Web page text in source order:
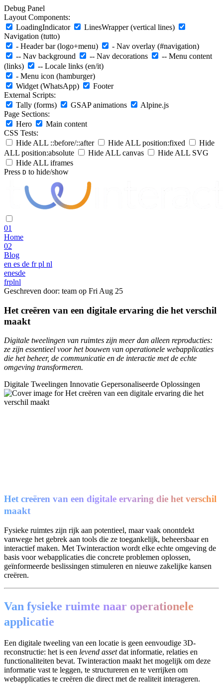
Debug Panel
Layout Components:
LoadingIndicator
LinesWrapper (vertical lines)
Navigation (tutto)
- Header bar (logo+menu)
- Nav overlay (#navigation)
-- Nav background
-- Nav decorations
-- Menu content
(links)
-- Locale links (en/it)
- Menu icon (hamburger)
Widget (WhatsApp)
Footer
External Scripts:
Tally (forms)
GSAP animations
Alpine.js
Page Sections:
Hero
Main content
CSS Tests:
Hide ALL ::before/::after
Hide ALL position:fixed
Hide
ALL position:absolute
Hide ALL canvas
Hide ALL SVG
Hide ALL iframes
Press D to hide/show
01
Home
02
Blog
en es de fr pl nl
enesde
frplnl
Geschreven door: team op Fri Aug 25
Het creëren van een digitale ervaring die het verschil
maakt
Digitale tweelingen van ruimtes zijn meer dan alleen reproducties:
ze zijn essentieel voor het bouwen van operationele webapplicaties
die het beheer, de communicatie en de interactie met de echte
omgeving transformeren.
Digitale Tweelingen Innovatie Gepersonaliseerde Oplossingen
Het creëren van een digitale ervaring die het verschil
maakt
Fysieke ruimtes zijn rijk aan potentieel, maar vaak onontdekt
vanwege het gebrek aan tools die ze toegankelijk, beheersbaar en
interactief maken. Met Twinteraction wordt elke echte omgeving de
basis voor webapplicaties die concrete problemen oplossen,
geïnformeerde beslissingen stimuleren en nieuwe zakelijke kansen
creëren.
Van fysieke ruimte naar operationele
applicatie
Een digitale tweeling van een locatie is geen eenvoudige 3D-
reconstructie: het is een levend assetdat informatie, relaties en
functionaliteiten bevat. Twinteraction maakt het mogelijk om deze
informatie vast te leggen, te structureren en te verrijken om
webapplicaties te creëren die direct met de realiteit interageren.